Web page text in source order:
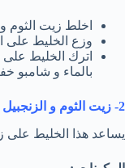
اخلط زيت الثوم
وزع الخليط على
بالماء و شامبو
2- زيت الثوم و الزنجبيل :
يساعد هذا الخليط على